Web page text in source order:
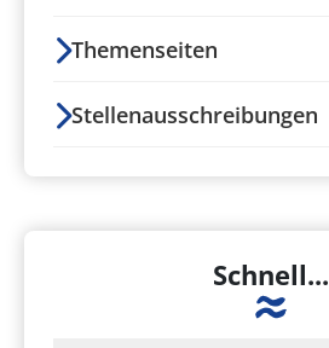
Themenseiten
Stellenausschreibungen
Schnell...